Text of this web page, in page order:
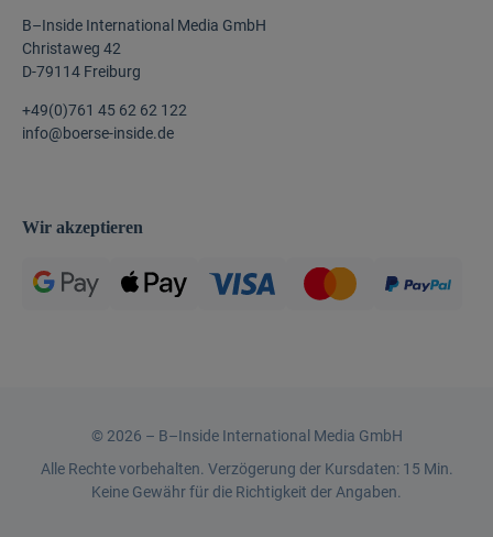
B–Inside International Media GmbH
Christaweg 42
D-79114 Freiburg
+49(0)761 45 62 62 122
info@boerse-inside.de
Wir akzeptieren
© 2026 – B–Inside International Media GmbH
Alle Rechte vorbehalten. Verzögerung der Kursdaten: 15 Min.
Keine Gewähr für die Richtigkeit der Angaben.